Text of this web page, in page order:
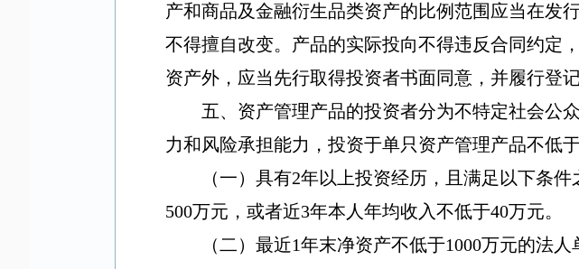
产和商品及金融衍生品类资产的比例范围应当在发
不得擅自改变。产品的实际投向不得违反合同约定
资产外，应当先行取得投资者书面同意，并履行登
五、资产管理产品的投资者分为不特定社会公
力和风险承担能力，投资于单只资产管理产品不低
（一）具有2年以上投资经历，且满足以下条
500万元，或者近3年本人年均收入不低于40万元。
（二）最近1年末净资产不低于1000万元的法人